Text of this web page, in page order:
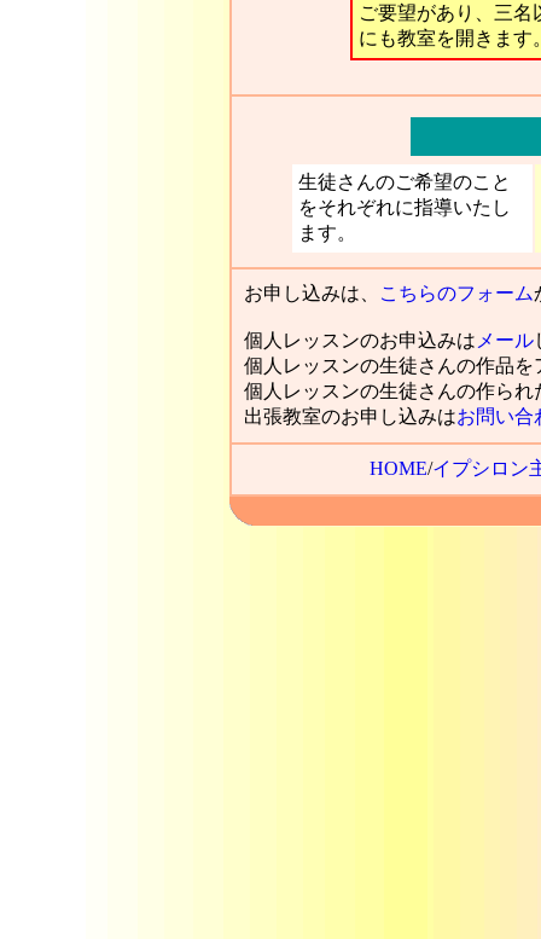
ご要望があり、三
にも教室を開きます
生徒さんのご希望のこと
をそれぞれに指導いたし
ます。
お申し込みは、 こちらのフォーム
個人レッスンのお申込みは メール
個人レッスンの生徒さんの作品を
個人レッスンの生徒さんの作られ
出張教室のお申し込みはお問い合
HOME/イプシロン